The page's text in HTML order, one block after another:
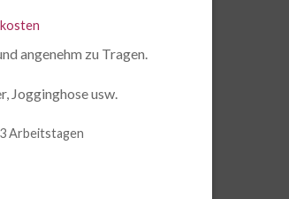
angenehm zu Tragen.
Jogginghose usw.
Arbeitstagen